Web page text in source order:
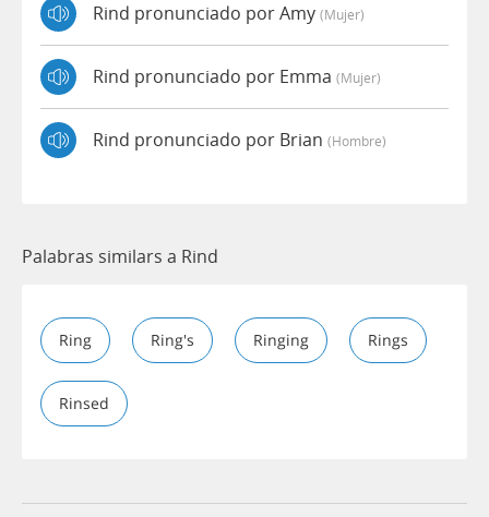
Rind pronunciado por Amy (mujer)
Rind pronunciado por Emma (mujer)
Rind pronunciado por Brian (hombre)
Palabras similars a Rind
Ring Ring's Ringing Rings
Rinsed